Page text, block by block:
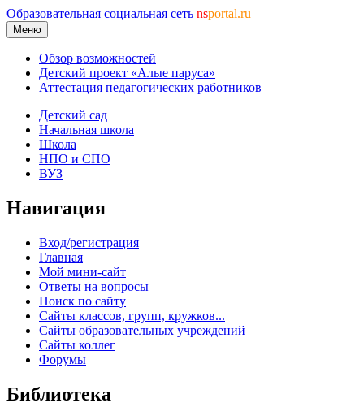
Образовательная социальная сеть nsportal.ru
Меню
Обзор возможностей
Детский проект «Алые паруса»
Аттестация педагогических работников
Детский сад
Начальная школа
Школа
НПО и СПО
ВУЗ
Навигация
Вход/регистрация
Главная
Мой мини-сайт
Ответы на вопросы
Поиск по сайту
Сайты классов, групп, кружков...
Сайты образовательных учреждений
Сайты коллег
Форумы
Библиотека